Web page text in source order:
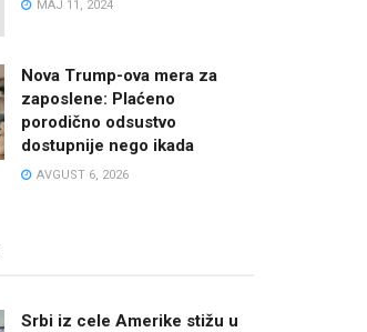
MAJ 11, 2024
Nova Trump-ova mera za
zaposlene: Plaćeno
porodično odsustvo
dostupnije nego ikada
AVGUST 6, 2026
Srbi iz cele Amerike stižu u